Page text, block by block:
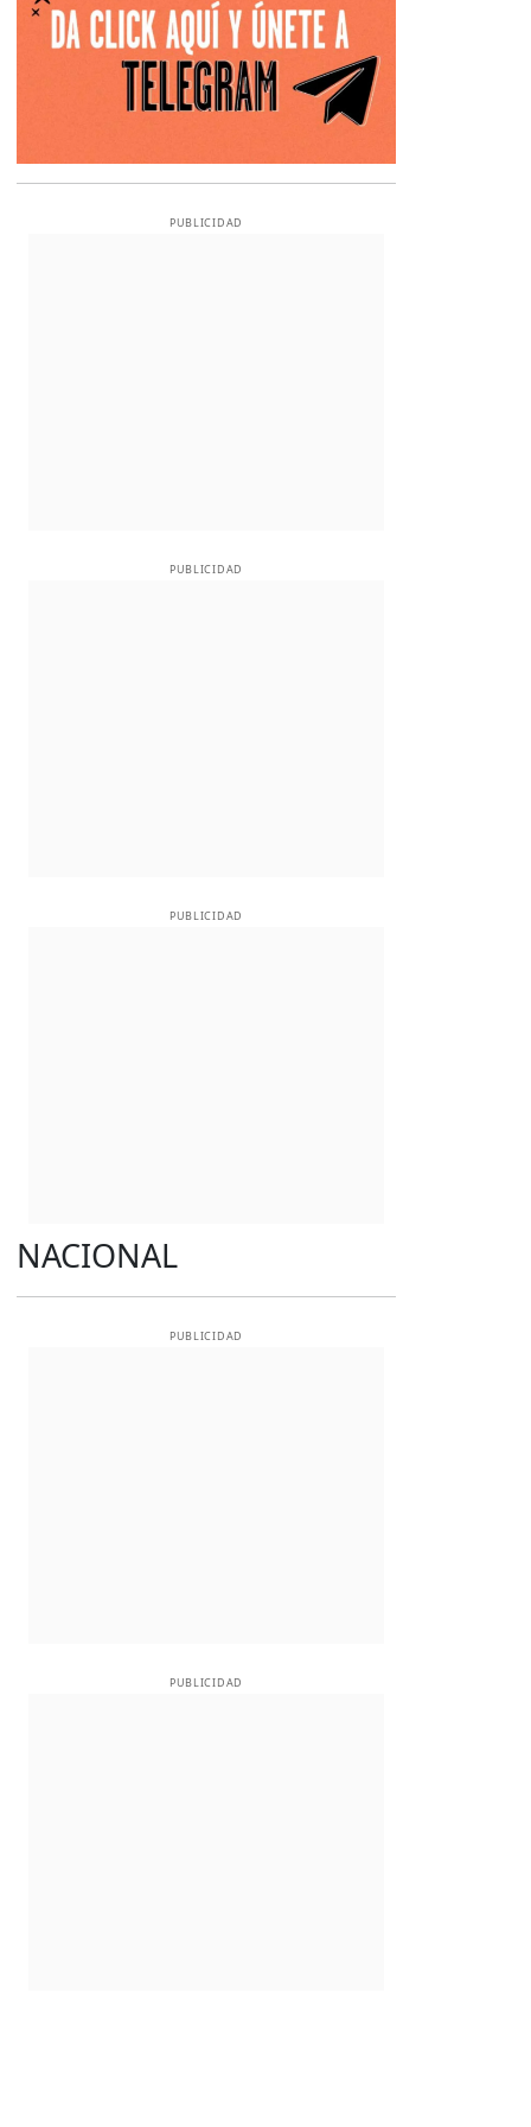
PUBLICIDAD
PUBLICIDAD
PUBLICIDAD
NACIONAL
PUBLICIDAD
PUBLICIDAD